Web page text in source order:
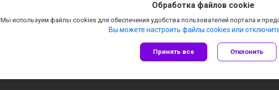
Сайт создан на платформе Deal.by
Политика обработки файлов cookies
Обработка файлов cookie
Мы используем файлы cookies для обеспечения удобства пользователей портала и
Вы можете настроить файлы cookies или
Принять все Отклонить